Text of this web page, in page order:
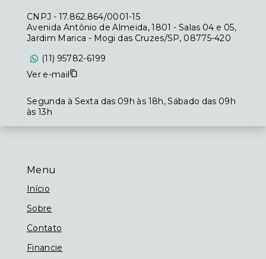
Menu
Início
Sobre
Contato
Financie
CNPJ - 17.862.864/0001-15
Avenida Antônio de Almeida, 1801 - Salas 04 e 05,
Jardim Marica - Mogi das Cruzes/SP, 08775-420
(11) 95782-6199
Ver e-mail
Segunda à Sexta das 09h às 18h, Sábado das 09h
às 13h